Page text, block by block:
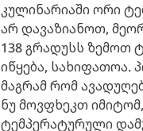
კულინარიაში ორი
არ დავაზიანოთ,
138 გრადუსს ზემოთ
იწყება, სახიფათოა.
მაგრამ რომ
ნუ მოვფხეკთ
ტემპერატურული